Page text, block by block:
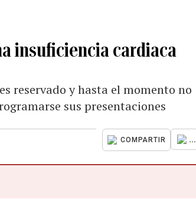
insuficiencia cardiaca
reservado y hasta el momento no
sus presentaciones
COMPARTIR ...